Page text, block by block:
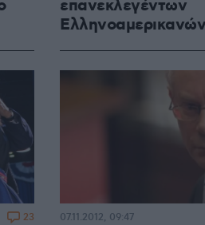
επανεκλεγέντων
23 07.11.2012, 09:47